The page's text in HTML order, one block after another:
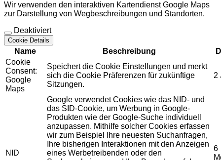
Wir verwenden den interaktiven Kartendienst Google Maps
zur Darstellung von Wegbeschreibungen und Standorten.
Deaktiviert
Cookie Details
Name Beschreibung
Cookie
Consent:
Google
Maps
Speichert die Cookie Einstellungen und merkt
sich die Cookie Präferenzen für zukünftige
Sitzungen.
2
NID
Google verwendet Cookies wie das NID- und
das SID-Cookie, um Werbung in Google-
Produkten wie der Google-Suche individuell
anzupassen. Mithilfe solcher Cookies erfassen
wir zum Beispiel Ihre neuesten Suchanfragen,
Ihre bisherigen Interaktionen mit den Anzeigen
eines Werbetreibenden oder den
6